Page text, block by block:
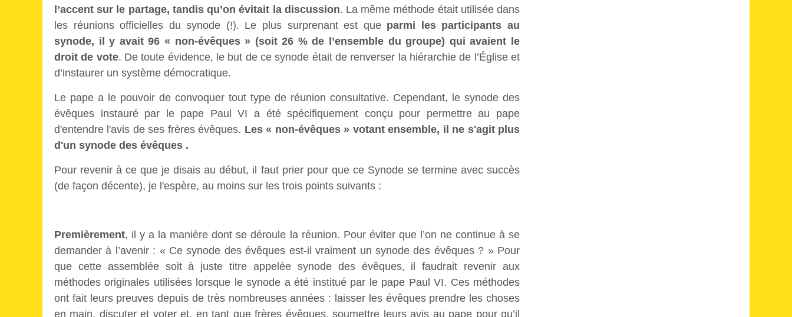
l’accent sur le partage, tandis qu’on évitait la discussion. La même méthode était utilisée dans
les réunions officielles du synode (!). Le plus surprenant est queparmi les participants au
synode, il y avait 96 « non-évêques » (soit 26 % de l’ensemble du groupe) qui avaient le
droit de vote. De toute évidence, le but de ce synode était de renverser la hiérarchie de l’Église et
d’instaurer un système démocratique.
Le pape a le pouvoir de convoquer tout type de réunion consultative. Cependant, le synode des
évêques instauré par le pape Paul VI a été spécifiquement conçu pour permettre au pape
d'entendre l'avis de ses frères évêques. Les « non-évêques » votant ensemble, il ne s'agit plus
d'un synode des évêques .
Pour revenir à ce que je disais au début, il faut prier pour que ce Synode se termine avec succès
(de façon décente), je l'espère, au moins sur les trois points suivants :
Premièrement, il y a la manière dont se déroule la réunion. Pour éviter que l’on ne continue à se
demander à l’avenir : « Ce synode des évêques est-il vraiment un synode des évêques ? » Pour
que cette assemblée soit à juste titre appelée synode des évêques, il faudrait revenir aux
méthodes originales utilisées lorsque le synode a été institué par le pape Paul VI. Ces méthodes
ont fait leurs preuves depuis de très nombreuses années : laisser les évêques prendre les choses
en main, discuter et voter et, en tant que frères évêques, soumettre leurs avis au pape pour qu’il